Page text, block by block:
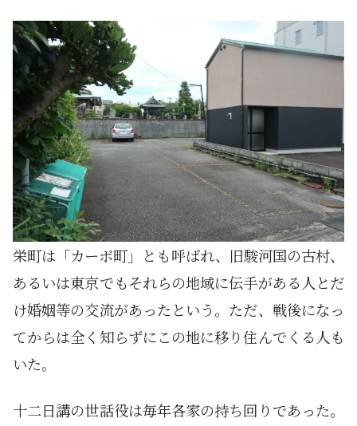
栄町は「カーボ町」とも呼ばれ、旧駿河国の古村、
あるいは東京でもそれらの地域に伝手がある人とだ
け婚姻等の交流があったという。ただ、戦後になっ
てからは全く知らずにこの地に移り住んでくる人も
いた。
十二日講の世話役は毎年各家の持ち回りであった。